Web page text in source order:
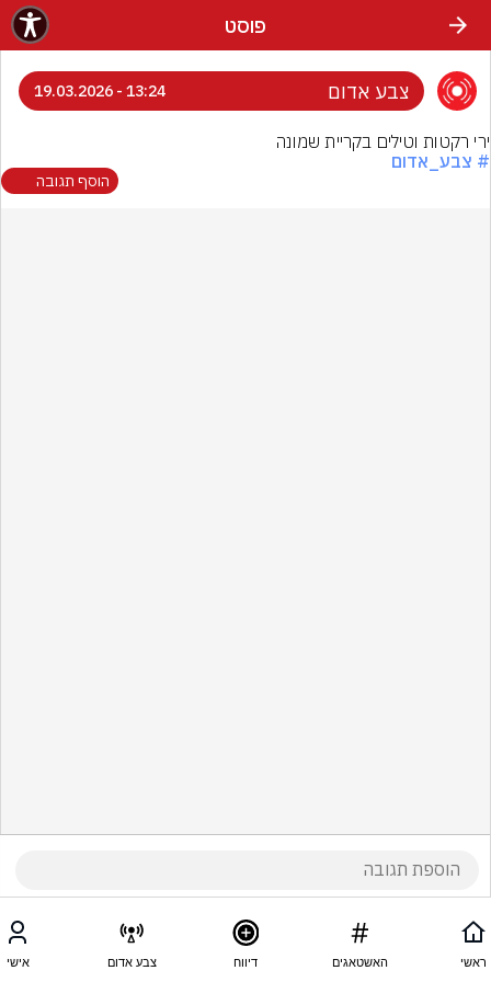
פוסט
צבע אדום 13:24 - 19.03.2026
ירי רקטות וטילים בקריית שמונה
# צבע_אדום
הוסף תגובה
ראשי האשטאגים דיווח צבע אדום אישי